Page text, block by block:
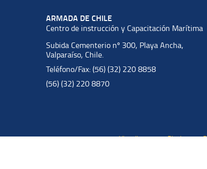
ARMADA DE CHILE
Centro de instrucción y Capacitación Marítima
Subida Cementerio nº 300, Playa Ancha,
Valparaíso, Chile.
Teléfono/Fax: (56) (32) 220 8858
(56) (32) 220 8870
Visualizadores y Plugins